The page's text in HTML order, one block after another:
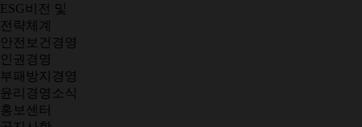
ESG비전 및
전략체계
안전보건경영
인권경영
부패방지경영
윤리경영소식
홍보센터